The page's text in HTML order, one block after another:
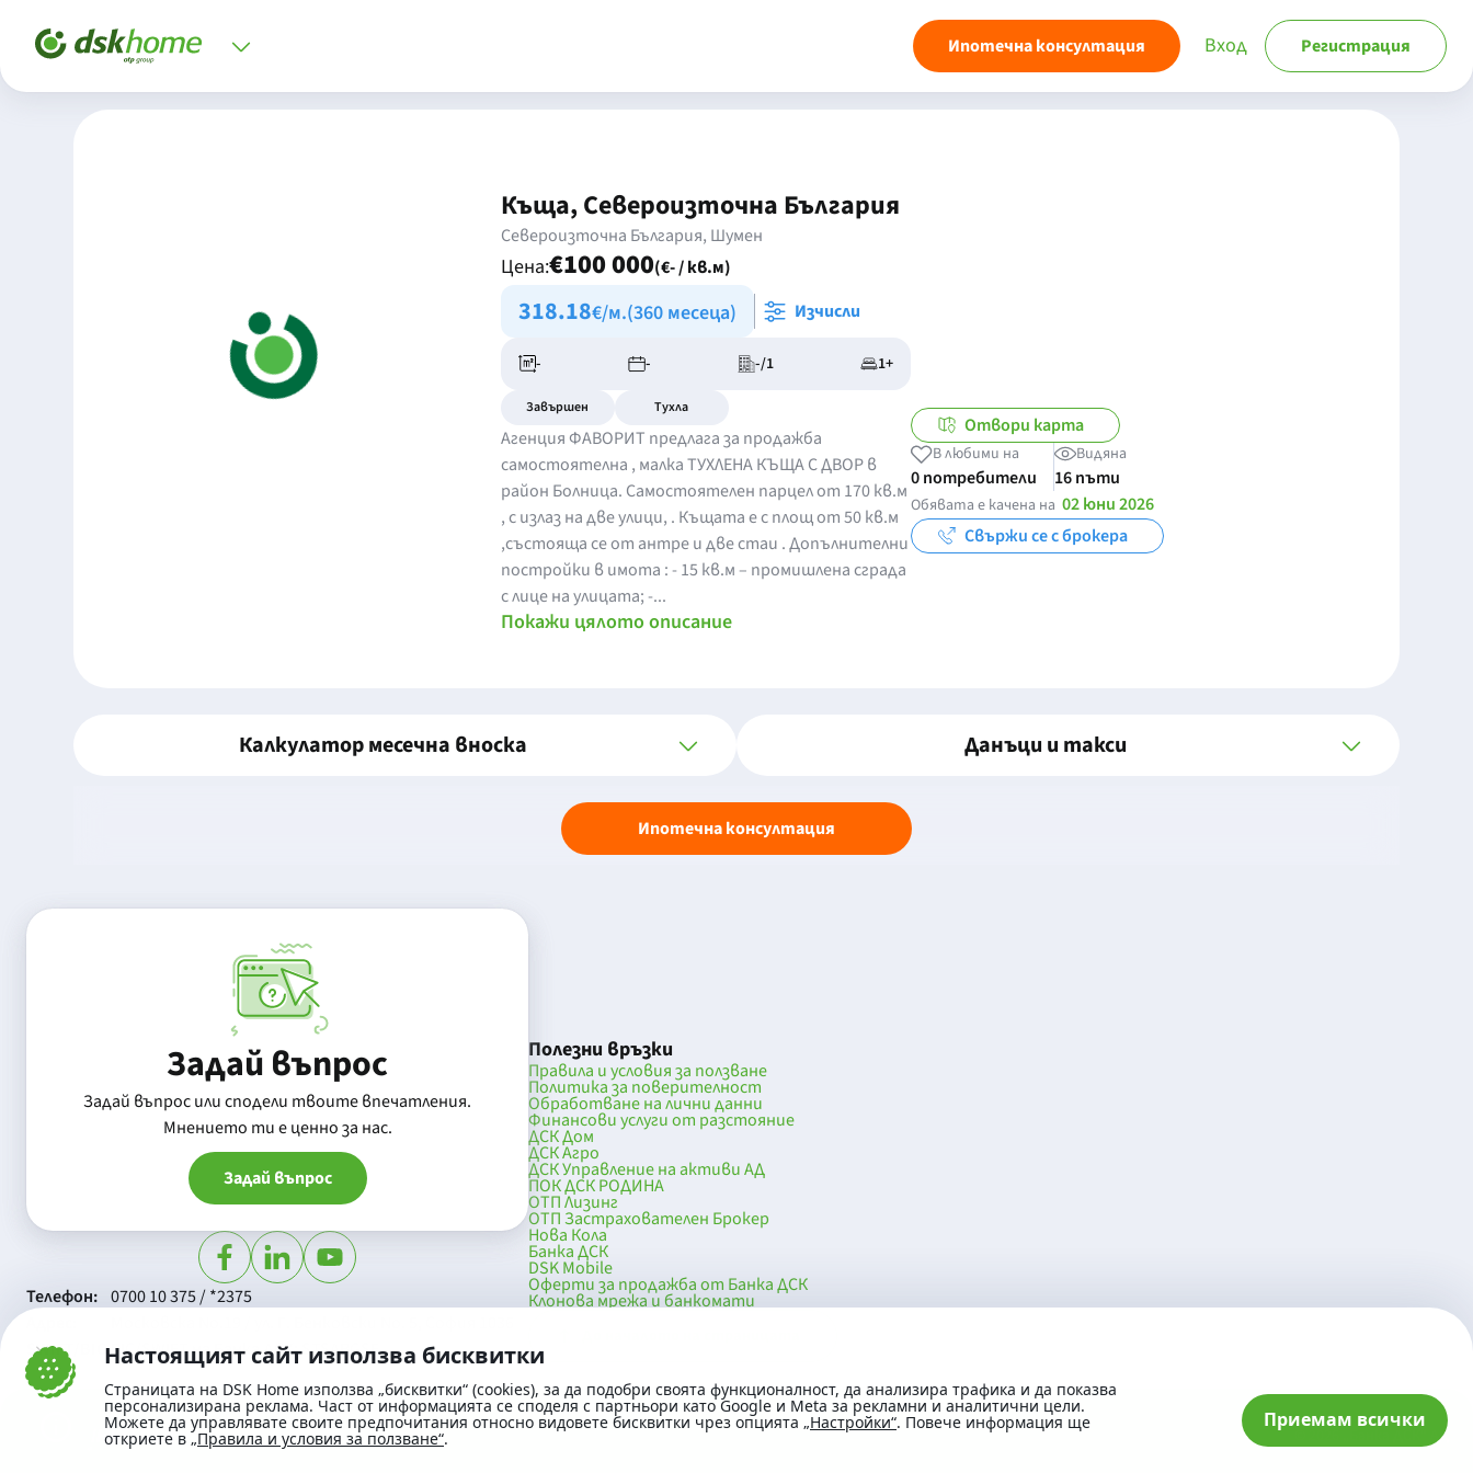
Настоящият сайт използва бисквитки
Страницата на DSK Home използва „бисквитки“ (cookies), за да подобри своята функционалност, да анализира трафика и да показва
персонализирана реклама. Част от информацията се споделя с партньори като Google и Meta за рекламни и аналитични цели.
Можете да управлявате своите предпочитания относно видовете бисквитки чрез опцията „Настройки“. Повече информация ще
откриете в „Правила и условия за ползване“.
Приемам всички
Ипотечна консултация Вход Регистрация
Къща, Североизточна България
Североизточна България, Шумен
Цена:€100 000(€- / кв.м)
318.18€/м.(360 месеца) Изчисли
- - -/1 1+
Завършен Тухла
Агенция ФАВОРИТ предлага за продажба
самостоятелна , малка ТУХЛЕНА КЪЩА С ДВОР в
район Болница. Самостоятелен парцел от 170 кв.м
, с излаз на две улици, . Къщата е с площ от 50 кв.м
,състояща се от антре и две стаи . Допълнителни
постройки в имота : - 15 кв.м – промишлена сграда
с лице на улицата; -...
Покажи цялото описание
Отвори карта
В любими на
0 потребители
Видяна
16 пъти
Обявата е качена на 02 юни 2026
Свържи се с брокера
Калкулатор месечна вноска Данъци и такси
Ипотечна консултация
Задай въпрос
Задай въпрос или сподели твоите впечатления.
Mнението ти е ценно за нас.
Задай въпрос
Телефон:
SWIFT/BIC:
0700 10 375 / *2375
BIC/SWIFT на Банка ДСК: STSABGSF
Полезни връзки
Правила и условия за ползване
Политика за поверителност
Обработване на лични данни
Финансови услуги от разстояние
ДСК Дом
ДСК Агро
ДСК Управление на активи АД
ПОК ДСК РОДИНА
ОТП Лизинг
ОТП Застрахователен Брокер
Нова Кола
Банка ДСК
DSK Mobile
Оферти за продажба от Банка ДСК
Клонова мрежа и банкомати
© 2026 „Банка ДСК“ АД